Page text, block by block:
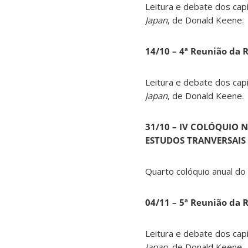
Leitura e debate dos
Japan, de Donald Keene.
14/10 – 4ª Reunião da
Leitura e debate dos
Japan, de Donald Keene.
31/10 – IV COLÓQUIO
ESTUDOS
Quarto colóquio anual do
04/11 – 5ª Reunião da
Leitura e debate dos